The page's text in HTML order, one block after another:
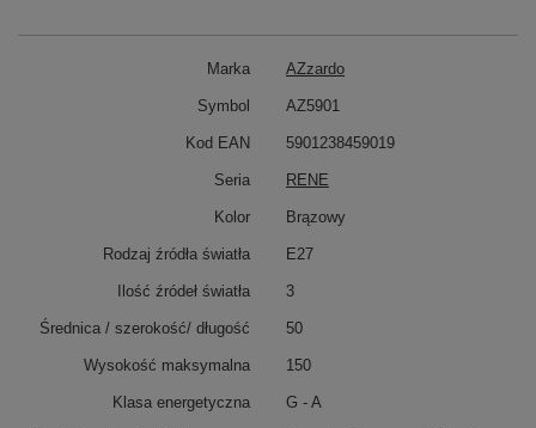
Marka AZzardo
Symbol AZ5901
Kod EAN 5901238459019
Seria RENE
Kolor Brązowy
Rodzaj źródła światła E27
Ilość źródeł światła 3
Średnica / szerokość/ długość 50
Wysokość maksymalna 150
Klasa energetyczna G - A